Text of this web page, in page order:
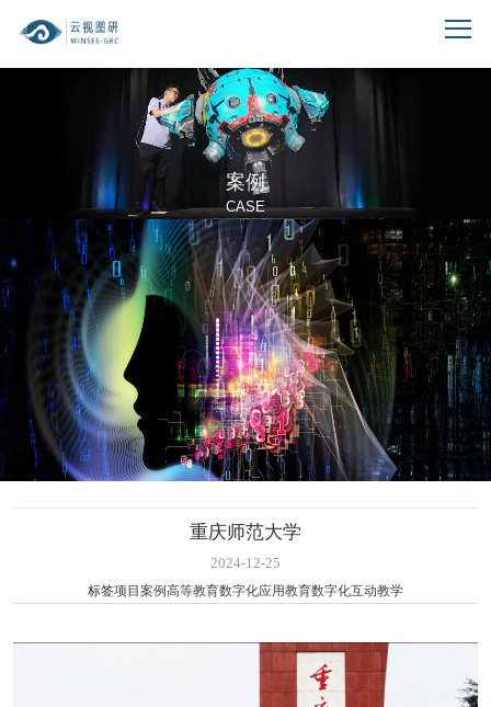
案例
CASE
重庆师范大学
2024-12-25
标签项目案例高等教育数字化应用教育数字化互动教学